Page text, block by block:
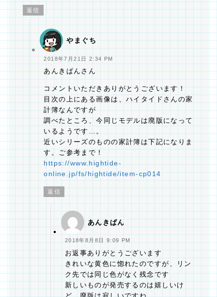
返信
やまぐち
2018年7月21日 2:34 PM
あんきぱんさん
コメントいただきありがとうございます！
目次の上にある画像は、ハイタイドさんの家
計簿なんですが
調べたところ、今同じモデルは廃版になって
いるようです…。
近いシリーズのものの家計簿は下記になりま
す。ご参考まで！
https://www.hightide-
online.jp/fs/hightide/item-cp014
返信
あんきぱん
2018年8月8日 9:09 PM
お返事ありがとうございます
きれいな黄色に惚れたのですが、リン
ク先では同じ色がなく残念です
新しいものが発売するのは嬉しいけ
ど、廃版は寂しいですね